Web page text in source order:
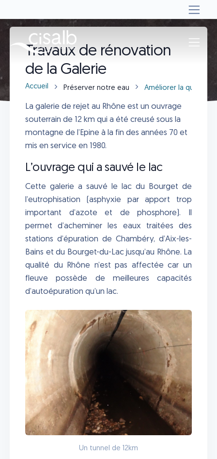
Travaux de rénovation
de la Galerie
Accueil Préserver notre eau Améliorer la qualité
La galerie de rejet au Rhône est un ouvrage
souterrain de 12 km qui a été creusé sous la
montagne de l’Epine à la fin des années 70 et
mis en service en 1980.
L’ouvrage qui a sauvé le lac
Cette galerie a sauvé le lac du Bourget de
l’eutrophisation (asphyxie par apport trop
important d’azote et de phosphore). Il
permet d’acheminer les eaux traitées des
stations d’épuration de Chambéry, d’Aix-les-
Bains et du Bourget-du-Lac jusqu’au Rhône. La
qualité du Rhône n’est pas affectée car un
fleuve possède de meilleures capacités
d’autoépuration qu’un lac.
Un tunnel de 12km